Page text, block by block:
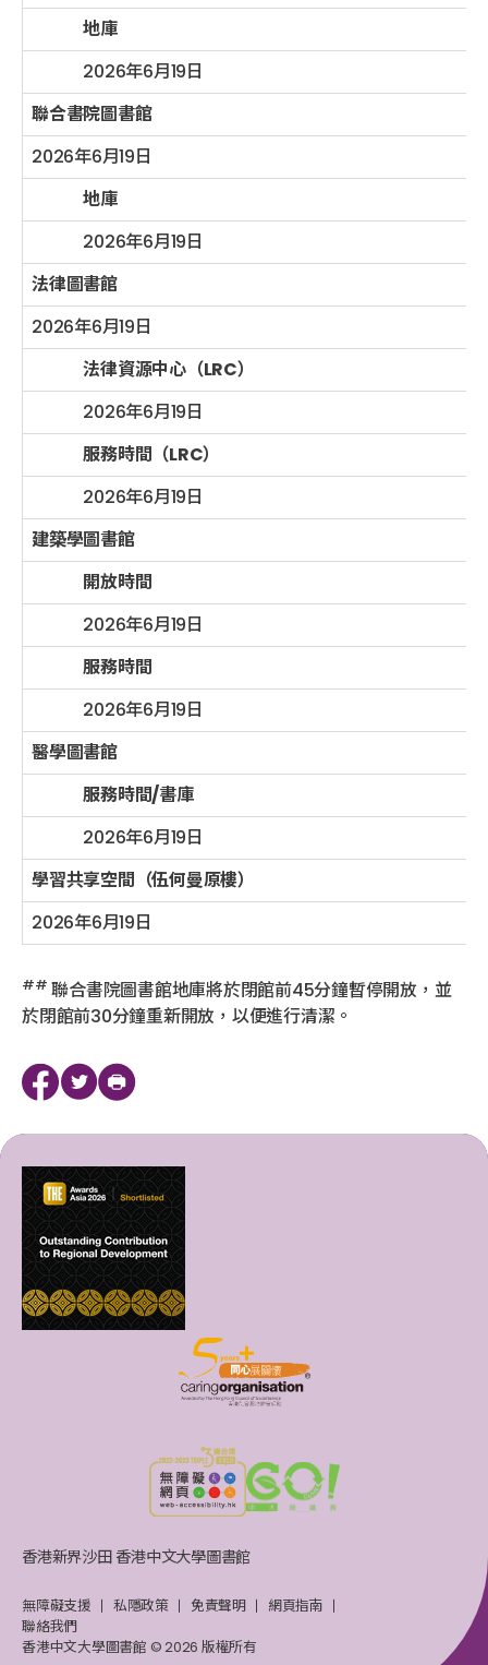
地庫
2026年6月19日
聯合書院圖書館
2026年6月19日
地庫
2026年6月19日
法律圖書館
2026年6月19日
法律資源中心（LRC）
2026年6月19日
服務時間（LRC）
2026年6月19日
建築學圖書館
開放時間
2026年6月19日
服務時間
2026年6月19日
醫學圖書館
服務時間/書庫
2026年6月19日
學習共享空間（伍何曼原樓）
2026年6月19日
## 聯合書院圖書館地庫將於閉館前45分鐘暫停開放，並
於閉館前30分鐘重新開放，以便進行清潔。
香港新界沙田 香港中文大學圖書館
無障礙支援 私隱政策 免責聲明
網頁指南
聯絡我們
香港中文大學圖書館 © 2026 版權所有